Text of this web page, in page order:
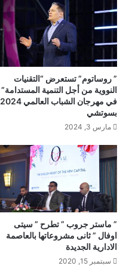
” روساتوم” تستعرض “التقنيات
النووية من أجل التنمية المستدامة”
في مهرجان الشباب العالمي 2024
بسوتشي
مارس 3, 2024
” ماستر جروب ” تطرح ” سيتى
اوفال ” ثانى مشروعاتها بالعاصمة
الادارية الجديدة
سبتمبر 15, 2020